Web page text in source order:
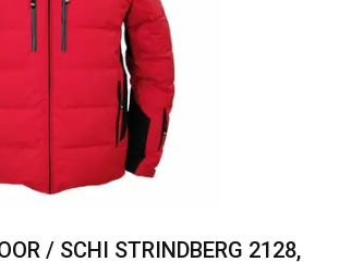
/ SCHI STRINDBERG 2128,